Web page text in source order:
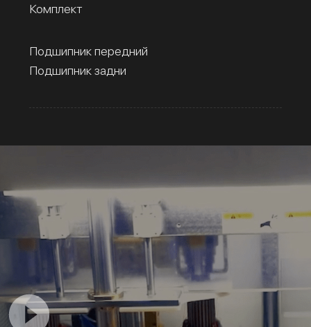
Комплект
Подшипник передний
Подшипник задни